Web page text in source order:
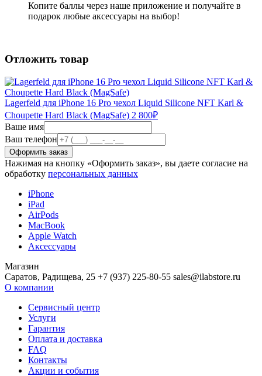
Копите баллы через наше приложение и получайте в
подарок любые аксессуары на выбор!
Отложить товар
Lagerfeld для iPhone 16 Pro чехол Liquid Silicone NFT Karl &
Choupette Hard Black (MagSafe) 2 800₽
Ваше имя
Ваш телефон
Нажимая на кнопку «Оформить заказ», вы даете согласие на
обработку персональных данных
iPhone
iPad
AirPods
MacBook
Apple Watch
Аксессуары
Магазин
Саратов, Радищева, 25 +7 (937) 225-80-55 sales@ilabstore.ru
О компании
Сервисный центр
Услуги
Гарантия
Оплата и доставка
FAQ
Контакты
Акции и события